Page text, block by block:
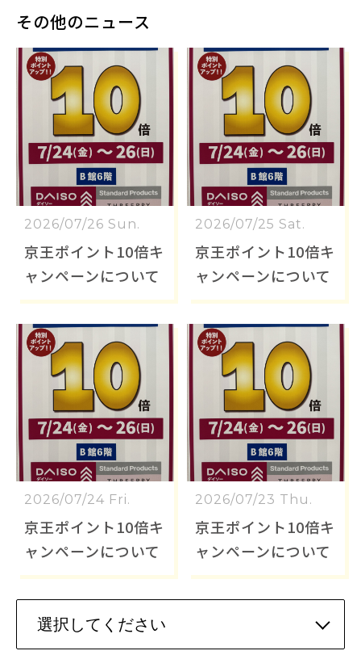
その他のニュース
2026/07/26 Sun.
京王ポイント10倍キ
ャンペーンについて
2026/07/25 Sat.
京王ポイント10倍キ
ャンペーンについて
2026/07/24 Fri.
京王ポイント10倍キ
ャンペーンについて
2026/07/23 Thu.
京王ポイント10倍キ
ャンペーンについて